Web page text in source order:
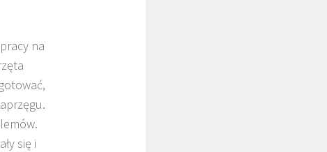
na
się i